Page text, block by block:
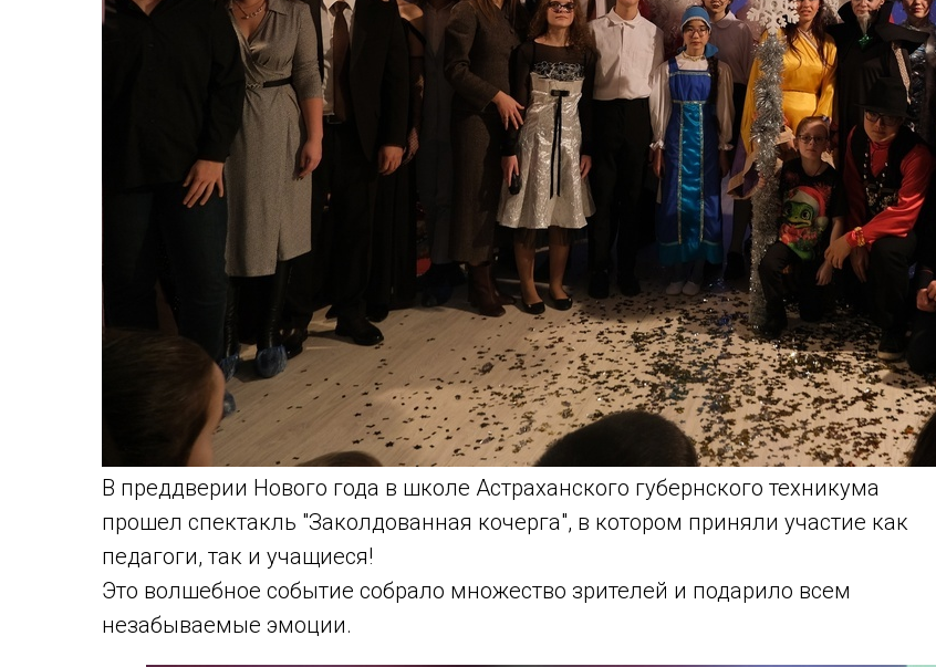
В преддверии Нового года в школе Астраханского губернского техникума
прошел спектакль "Заколдованная кочерга", в котором приняли участие как
педагоги, так и учащиеся!
Это волшебное событие собрало множество зрителей и подарило всем
незабываемые эмоции.